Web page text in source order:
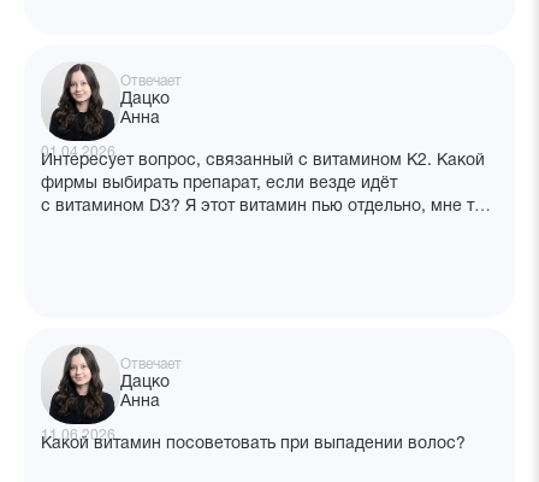
Отвечает
Дацко
Анна
01.04.2026
Интересует вопрос, связанный с витамином К2. Какой
фирмы выбирать препарат, если везде идёт
с витамином D3? Я этот витамин пью отдельно, мне так
Отвечает
Дацко
Анна
11.06.2026
Какой витамин посоветовать при выпадении волос?